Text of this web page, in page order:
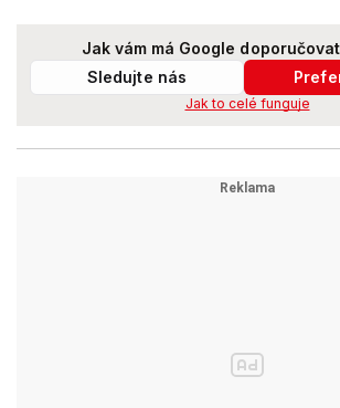
Jak vám má Google
Sledujte nás
Jak to celé funguje